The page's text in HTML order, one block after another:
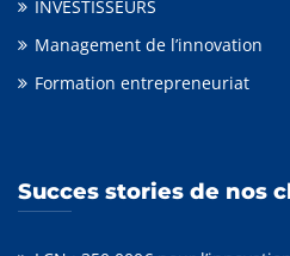
INVESTISSEURS
Management de l’innovation
Formation entrepreneuriat
Succes stories de nos